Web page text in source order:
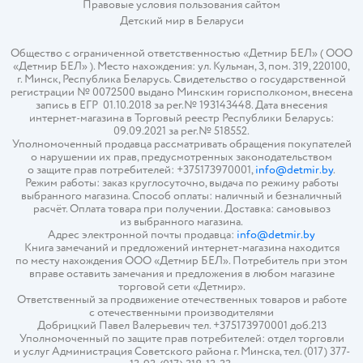
Правовые условия пользования сайтом
Детский мир в Беларуси
Общество с ограниченной ответственностью «Детмир БЕЛ» ( ООО
«Детмир БЕЛ» ). Место нахождения: ул. Кульман, 3, пом. 319, 220100,
г. Минск, Республика Беларусь. Свидетельство о государственной
регистрации № 0072500 выдано Минским горисполкомом, внесена
запись в ЕГР 01.10.2018 за рег.№ 193143448. Дата внесения
интернет-магазина в Торговый реестр Республики Беларусь:
09.09.2021 за рег.№ 518552.
Уполномоченный продавца рассматривать обращения покупателей
о нарушении их прав, предусмотренных законодательством
о защите прав потребителей: +375173970001,info@detmir.by.
Режим работы: заказ круглосуточно, выдача по режиму работы
выбранного магазина. Способ оплаты: наличный и безналичный
расчёт. Оплата товара при получении. Доставка: самовывоз
из выбранного магазина.
Адрес электронной почты продавца: info@detmir.by
Книга замечаний и предложений интернет-магазина находится
по месту нахождения ООО «Детмир БЕЛ». Потребитель при этом
вправе оставить замечания и предложения в любом магазине
торговой сети «Детмир».
Ответственный за продвижение отечественных товаров и работе
с отечественными производителями
Добрицкий Павел Валерьевич тел. +375173970001 доб.213
Уполномоченный по защите прав потребителей: отдел торговли
и услуг Администрация Советского района г. Минска, тел. (017) 377-